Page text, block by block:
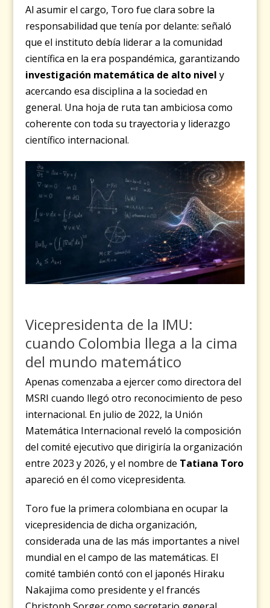
Al asumir el cargo, Toro fue clara sobre la
responsabilidad que tenía por delante: señaló
que el instituto debía liderar a la comunidad
científica en la era pospandémica, garantizando
investigación matemática de alto nivel y
acercando esa disciplina a la sociedad en
general. Una hoja de ruta tan ambiciosa como
coherente con toda su trayectoria y liderazgo
científico internacional.
Vicepresidenta de la IMU:
cuando Colombia llega a la cima
del mundo matemático
Apenas comenzaba a ejercer como directora del
MSRI cuando llegó otro reconocimiento de peso
internacional. En julio de 2022, la Unión
Matemática Internacional reveló la composición
del comité ejecutivo que dirigiría la organización
entre 2023 y 2026, y el nombre de Tatiana Toro
apareció en él como vicepresidenta.
Toro fue la primera colombiana en ocupar la
vicepresidencia de dicha organización,
considerada una de las más importantes a nivel
mundial en el campo de las matemáticas. El
comité también contó con el japonés Hiraku
Nakajima como presidente y el francés